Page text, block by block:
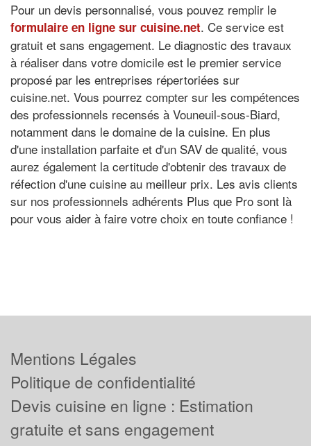
Pour un devis personnalisé, vous pouvez remplir le
formulaire en ligne sur cuisine.net. Ce service est
gratuit et sans engagement. Le diagnostic des travaux
à réaliser dans votre domicile est le premier service
proposé par les entreprises répertoriées sur
cuisine.net. Vous pourrez compter sur les compétences
des professionnels recensés à Vouneuil-sous-Biard,
notamment dans le domaine de la cuisine. En plus
d'une installation parfaite et d'un SAV de qualité, vous
aurez également la certitude d'obtenir des travaux de
réfection d'une cuisine au meilleur prix. Les avis clients
sur nos professionnels adhérents Plus que Pro sont là
pour vous aider à faire votre choix en toute confiance !
Mentions Légales
Politique de confidentialité
Devis cuisine en ligne : Estimation
gratuite et sans engagement